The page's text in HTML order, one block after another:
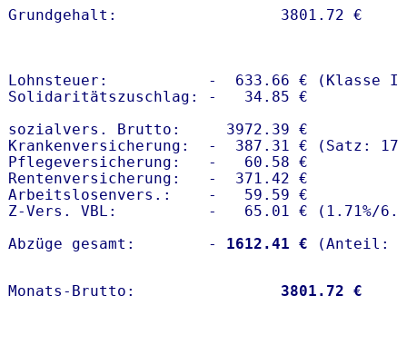
Lohnsteuer:           -  633.66 € (Klasse I)
Solidaritätszuschlag: -   34.85 €
sozialvers. Brutto:     3972.39 €
Krankenversicherung:  -  387.31 € (Satz:
Pflegeversicherung:   -   60.58 €
Rentenversicherung:   -  371.42 €
Arbeitslosenvers.:    -   59.59 €
Z-Vers. VBL:          -   65.01 € ( 1.71%/
Abzüge gesamt:        -
1612.41 €
Monats-Brutto: 3801.72 €